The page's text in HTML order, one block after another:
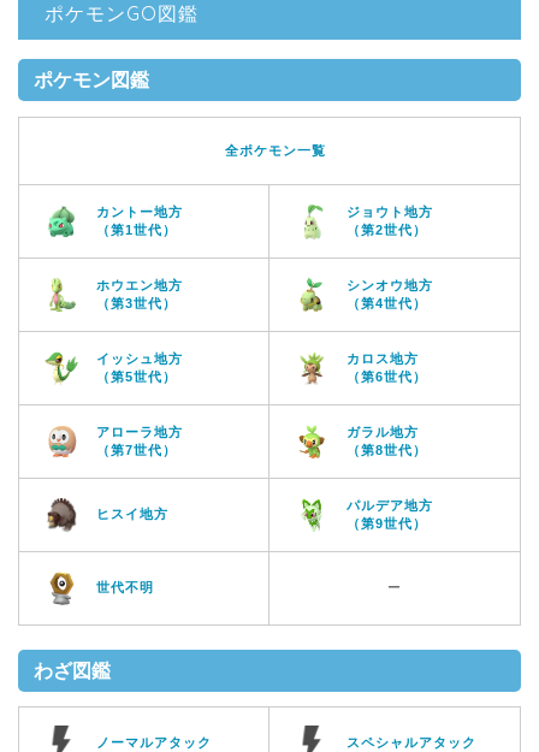
ポケモンGO図鑑
ポケモン図鑑
全ポケモン一覧
カントー地方
（第1世代）
ジョウト地方
（第2世代）
ホウエン地方
（第3世代）
シンオウ地方
（第4世代）
イッシュ地方
（第5世代）
カロス地方
（第6世代）
アローラ地方
（第7世代）
ガラル地方
（第8世代）
ヒスイ地方
パルデア地方
（第9世代）
世代不明 ー
わざ図鑑
ノーマルアタック スペシャルアタック